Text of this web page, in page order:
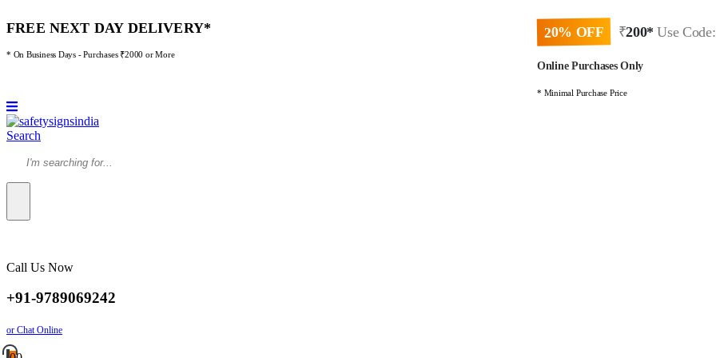
FREE NEXT DAY DELIVERY*
* On Business Days - Purchases ₹2000 or More
20% OFF ₹200* Use
Online Purchases Only
* Minimal Purchase Price
Search
Call Us Now
+91-9789069242
or Chat Online